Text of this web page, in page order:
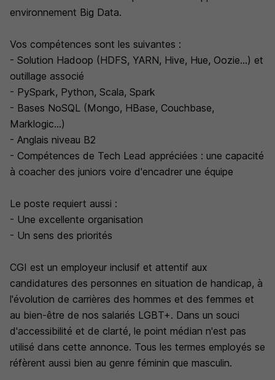
environnement Big Data.
Vos compétences sont les suivantes :
- Solution Hadoop (HDFS, YARN, Hive, Hue, Oozie...) et
outillage associé
- PySpark, Python, Scala, Spark
- Bases NoSQL (Mongo, HBase, Couchbase,
Marklogic...)
- Anglais niveau B2
- Compétences de Tech Lead appréciées : une capacité
à coacher des juniors voire d'encadrer une équipe
Le poste requiert aussi :
- Une excellente organisation
- Un sens des priorités
CGI est un employeur inclusif et attentif aux
candidatures des personnes en situation de handicap, à
l'évolution de carrières des hommes et des femmes et
au bien-être de nos salariés LGBT+. Dans un souci
d'accessibilité et de clarté, le point médian n'est pas
utilisé dans cette annonce. Tous les termes employés se
réfèrent aussi bien au genre féminin que masculin.